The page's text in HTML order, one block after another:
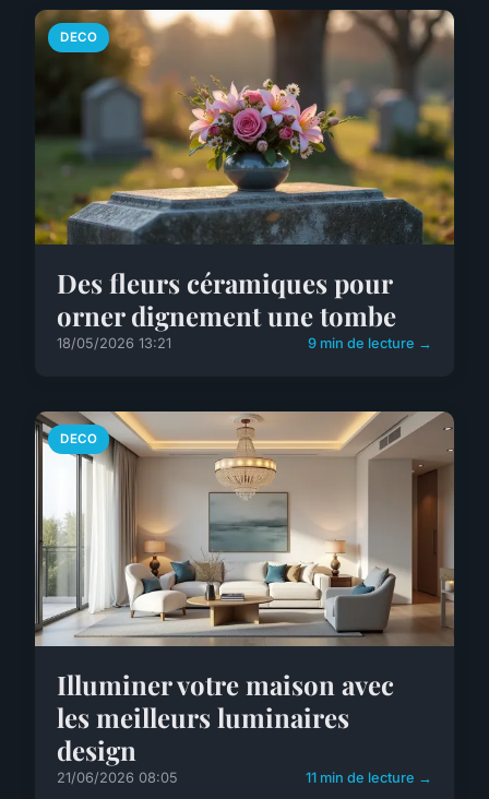
DECO
Des fleurs céramiques pour
orner dignement une tombe
18/05/2026 13:21 9 min de lecture →
DECO
Illuminer votre maison avec
les meilleurs luminaires
design
21/06/2026 08:05 11 min de lecture →